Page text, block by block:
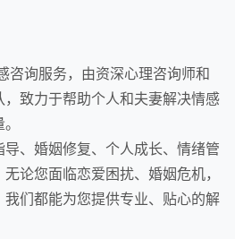
咨询服务，由资深心理咨询师和
致力于帮助个人和夫妻解决情感
、婚姻修复、个人成长、情绪管
论您面临恋爱困扰、婚姻危机，
们都能为您提供专业、贴心的解